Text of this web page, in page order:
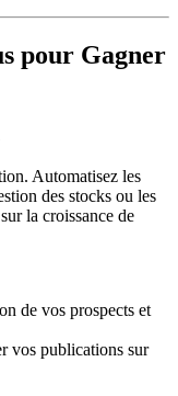
pour Gagner
Automatisez les
des stocks ou les
la croissance de
de vos prospects et
vos publications sur